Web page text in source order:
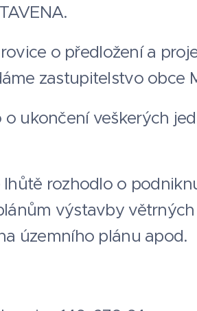
o předložení a
zastupitelstvo obce
ukončení veškerých
rozhodlo o
výstavby
územního plánu apod.